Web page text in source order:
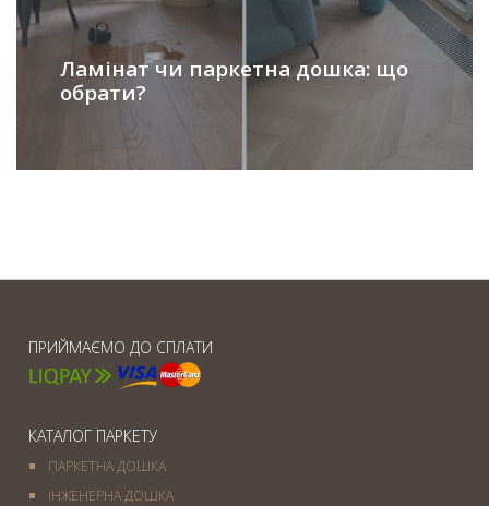
Ламінат чи паркетна дошка: що
обрати?
ПРИЙМАЄМО ДО СПЛАТИ
КАТАЛОГ ПАРКЕТУ
ПАРКЕТНА ДОШКА
ІНЖЕНЕРНА ДОШКА